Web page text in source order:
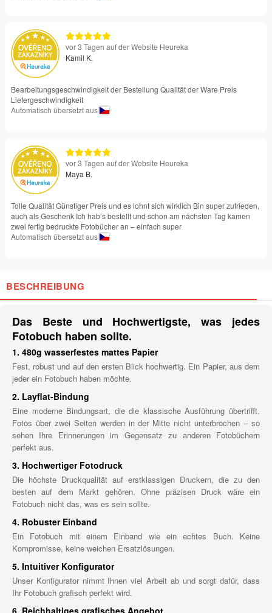
vor 3 Tagen auf der Website Heureka
Kamil K.
Bearbeitungsgeschwindigkeit der Bestellung Qualität der Ware Preis
Liefergeschwindigkeit
Automatisch übersetzt aus
vor 3 Tagen auf der Website Heureka
Maya B.
Tolle Qualität Günstiger Preis und es lohnt sich wirklich Bin super zufrieden,
auch als Geschenk Ich hab’s bestellt und schon am nächsten Tag kamen
zwei fertig bedruckte Fotobücher an – einfach super
Automatisch übersetzt aus
BESCHREIBUNG
Das Beste und Hochwertigste, was jedes
Fotobuch haben sollte.
1. 480g wasserfestes mattes Papier
Fest, robust und auf den ersten Blick hochwertig. Ein Papier, aus dem
jeder ein Fotobuch haben möchte.
2. Layflat-Bindung
Eine moderne Bindungsart, die die klassische Ausführung übertrifft.
Fotos über zwei Seiten werden in der Mitte nicht unterbrochen – so
sehen Ihre Erinnerungen im Gegensatz zu anderen Fotobüchern
perfekt aus.
3. Hochwertiger Fotodruck
Die höchste Druckqualität auf erstklassigen Druckern, die zu den
besten auf dem Markt gehören. Ohne präzisen Druck wäre ein
Fotobuch nicht das, was es sein sollte.
4. Robuster Einband
Ein Fotobuch mit einem Einband wie ein echtes Buch. Keine
Kompromisse, keine weichen Ersatzlösungen.
5. Intuitiver Konfigurator
Unser Konfigurator nimmt Ihnen viel Arbeit ab und sorgt dafür, dass
Ihr Fotobuch grafisch perfekt wird.